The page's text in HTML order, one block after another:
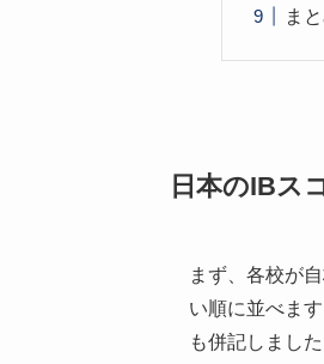
ま
日本のIBス
まず、各校が
い順に並べま
も併記しました